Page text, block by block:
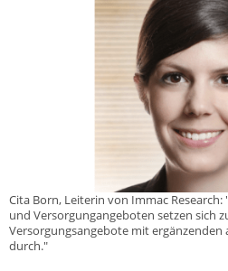
Cita Born, Leiterin von Immac
und Versorgungangeboten setzen sich
Versorgungsangebote mit
durch."